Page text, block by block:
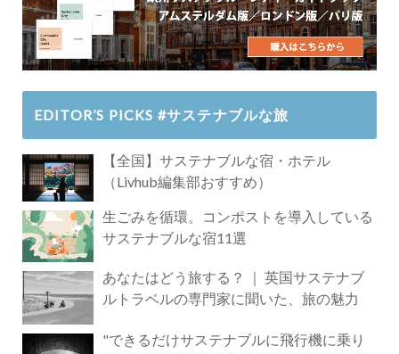
EDITOR’S PICKS #サステナブルな旅
【全国】サステナブルな宿・ホテル
（Livhub編集部おすすめ）
生ごみを循環。コンポストを導入している
サステナブルな宿11選
あなたはどう旅する？ ｜ 英国サステナブ
ルトラベルの専門家に聞いた、旅の魅力
"できるだけサステナブルに飛行機に乗り